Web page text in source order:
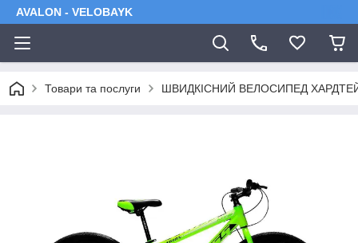
AVALON - VELOBAYK
Товари та послуги ШВИДКІСНИЙ ВЕЛОСИПЕД